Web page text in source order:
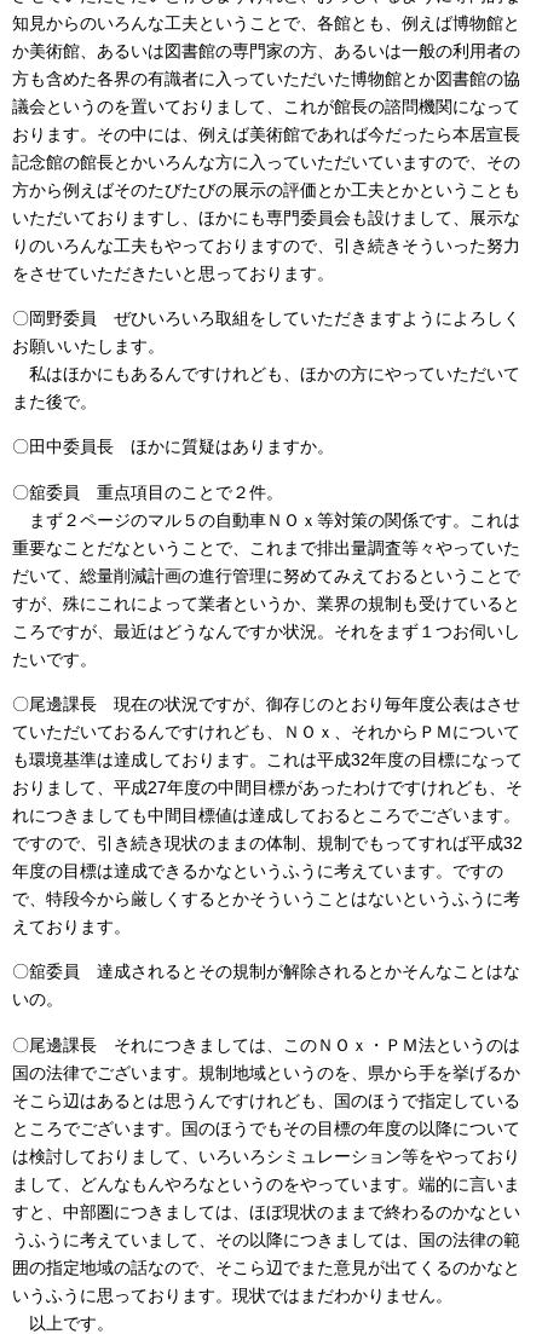
知見からのいろんな工夫ということで、各館とも、例えば博物館と
か美術館、あるいは図書館の専門家の方、あるいは一般の利用者の
方も含めた各界の有識者に入っていただいた博物館とか図書館の協
議会というのを置いておりまして、これが館長の諮問機関になって
おります。その中には、例えば美術館であれば今だったら本居宣長
記念館の館長とかいろんな方に入っていただいていますので、その
方から例えばそのたびたびの展示の評価とか工夫とかということも
いただいておりますし、ほかにも専門委員会も設けまして、展示な
りのいろんな工夫もやっておりますので、引き続きそういった努力
をさせていただきたいと思っております。
〇岡野委員 ぜひいろいろ取組をしていただきますようによろしく
お願いいたします。
私はほかにもあるんですけれども、ほかの方にやっていただいて
また後で。
〇田中委員長 ほかに質疑はありますか。
〇舘委員 重点項目のことで２件。
まず２ページのマル５の自動車ＮＯｘ等対策の関係です。これは
重要なことだなということで、これまで排出量調査等々やっていた
だいて、総量削減計画の進行管理に努めてみえておるということで
すが、殊にこれによって業者というか、業界の規制も受けていると
ころですが、最近はどうなんですか状況。それをまず１つお伺いし
たいです。
〇尾邊課長 現在の状況ですが、御存じのとおり毎年度公表はさせ
ていただいておるんですけれども、ＮＯｘ、それからＰＭについて
も環境基準は達成しております。これは平成32年度の目標になって
おりまして、平成27年度の中間目標があったわけですけれども、そ
れにつきましても中間目標値は達成しておるところでございます。
ですので、引き続き現状のままの体制、規制でもってすれば平成32
年度の目標は達成できるかなというふうに考えています。ですの
で、特段今から厳しくするとかそういうことはないというふうに考
えております。
〇舘委員 達成されるとその規制が解除されるとかそんなことはな
いの。
〇尾邊課長 それにつきましては、このＮＯｘ・ＰＭ法というのは
国の法律でございます。規制地域というのを、県から手を挙げるか
そこら辺はあるとは思うんですけれども、国のほうで指定している
ところでございます。国のほうでもその目標の年度の以降について
は検討しておりまして、いろいろシミュレーション等をやっており
まして、どんなもんやろなというのをやっています。端的に言いま
すと、中部圏につきましては、ほぼ現状のままで終わるのかなとい
うふうに考えていまして、その以降につきましては、国の法律の範
囲の指定地域の話なので、そこら辺でまた意見が出てくるのかなと
いうふうに思っております。現状ではまだわかりません。
以上です。